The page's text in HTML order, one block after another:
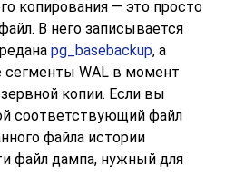
копирования — это просто
В него записывается
pg_basebackup, а
WAL в момент
копии. Если вы
соответствующий файл
файла истории
файл дампа, нужный для